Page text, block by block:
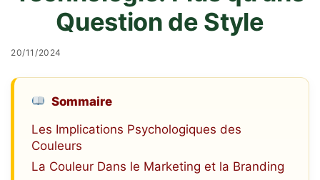
Question de Style
20/11/2024
Sommaire
Les Implications Psychologiques des
Couleurs
La Couleur Dans le Marketing et la Branding